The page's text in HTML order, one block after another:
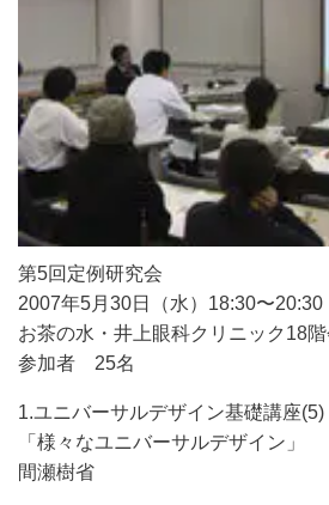
第5回定例研究会
2007年5月30日（水）18:30〜20:30
お茶の水・井上眼科クリニック18
参加者 25名
1.ユニバーサルデザイン基礎講座(5)
「様々なユニバーサルデザイン」
間瀬樹省